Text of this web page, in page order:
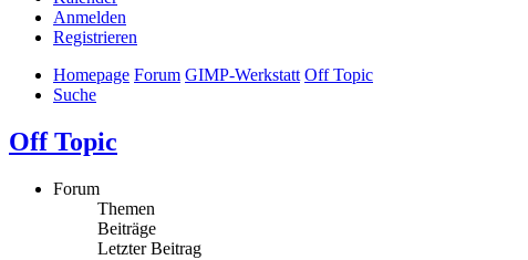
Anmelden
Registrieren
Homepage Forum GIMP-Werkstatt Off Topic
Suche
Off Topic
Forum
Themen
Beiträge
Letzter Beitrag